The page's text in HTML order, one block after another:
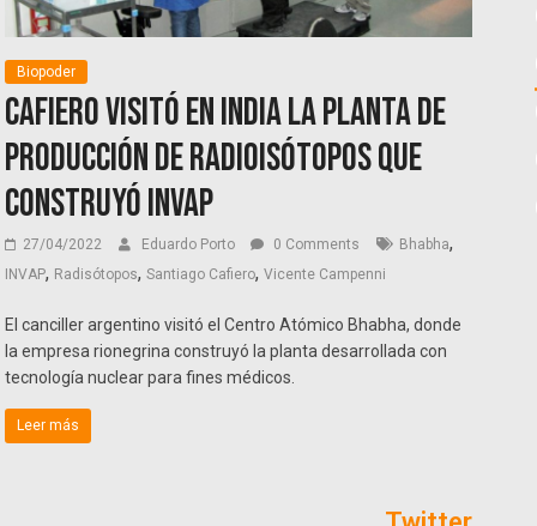
Biopoder
Cafiero visitó en India la planta de
producción de Radioisótopos que
construyó INVAP
27/04/2022 Eduardo Porto 0 Comments Bhabha,
INVAP, Radisótopos,Santiago Cafiero,Vicente Campenni
El canciller argentino visitó el Centro Atómico Bhabha, donde
la empresa rionegrina construyó la planta desarrollada con
tecnología nuclear para fines médicos.
Leer más